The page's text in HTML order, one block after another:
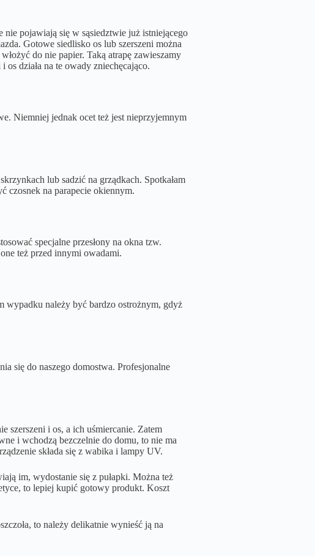
pojawiają się w sąsiedztwie już istniejącego
Gotowe siedlisko os lub szerszeni można
do nie papier. Taką atrapę zawieszamy
działa na te owady zniechęcająco.
Niemniej jednak ocet też jest nieprzyjemnym
lub sadzić na grządkach. Spotkałam
czosnek na parapecie okiennym.
specjalne przesłony na okna tzw.
też przed innymi owadami.
wypadku należy być bardzo ostrożnym, gdyż
się do naszego domostwa. Profesjonalne
szerszeni i os, a ich uśmiercanie. Zatem
i wchodzą bezczelnie do domu, to nie ma
składa się z wabika i lampy UV.
im, wydostanie się z pułapki. Można też
to lepiej kupić gotowy produkt. Koszt
to należy delikatnie wynieść ją na